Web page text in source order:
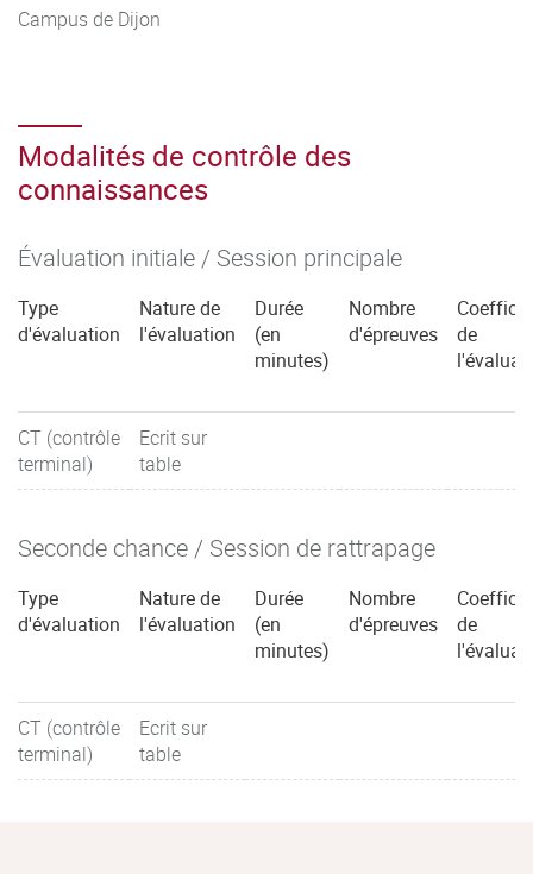
Campus de Dijon
Modalités de contrôle des
connaissances
Évaluation initiale / Session principale
Type
d'évaluation
Nature de
l'évaluation
Durée
(en
minutes)
Nombre
d'épreuves
de
CT (contrôle
terminal)
Ecrit sur
table
Seconde chance / Session de rattrapage
Type
d'évaluation
Nature de
l'évaluation
Durée
(en
minutes)
Nombre
d'épreuves
de
CT (contrôle
terminal)
Ecrit sur
table